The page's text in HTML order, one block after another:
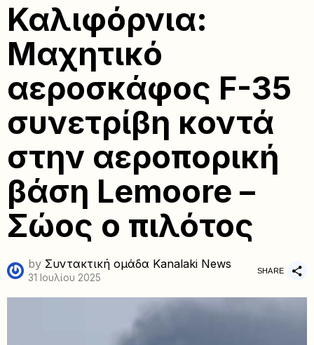
Καλιφόρνια:
Μαχητικό
αεροσκάφος F-35
συνετρίβη κοντά
στην αεροπορική
βάση Lemoore –
Σώος ο πιλότος
by Συντακτική ομάδα Kanalaki News
31 Ιουλίου 2025
SHARE